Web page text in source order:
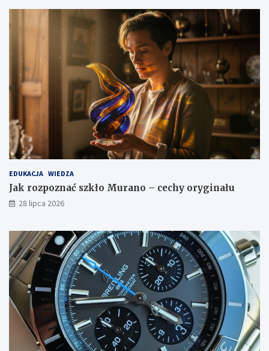
EDUKACJA WIEDZA
Jak rozpoznać szkło Murano – cechy oryginału
28 lipca 2026